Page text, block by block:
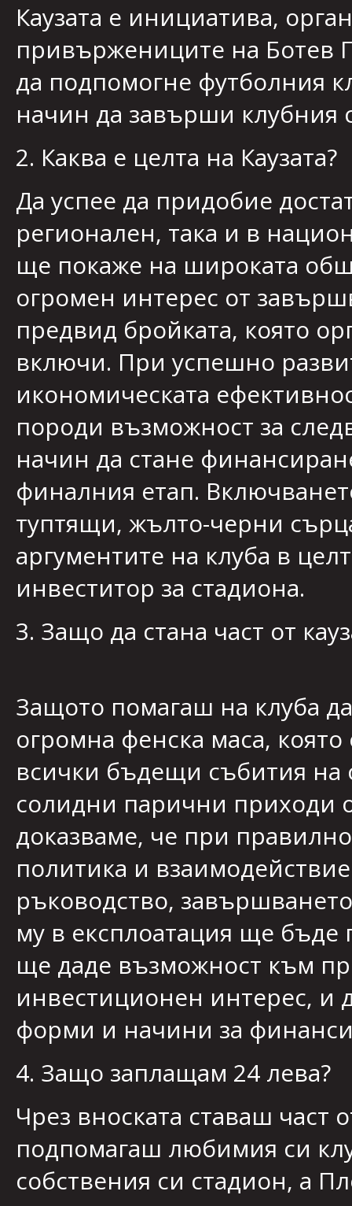
Каузата е инициатива,
привържениците на Ботев
да подпомогне футболния
начин да завърши клубния
2. Каква е целта на Каузата?
Да успее да придобие
регионален, така и в
ще покаже на широката
огромен интерес от
предвид бройката, която
включи. При успешно
икономическата
породи възможност за
начин да стане
финалния етап.
туптящи, жълто-черни
аргументите на клуба в
инвеститор за стадиона.
3. Защо да стана част от
Защото помагаш на клуба
огромна фенска маса,
всички бъдещи събития на
солидни парични приходи
доказваме, че при
политика и
ръководство,
му в експлоатация ще
ще даде възможност към
инвестиционен интерес, и
форми и начини за
4. Защо заплащам 24 лева?
Чрез вноската ставаш част
подпомагаш любимия си
собствения си стадион, а